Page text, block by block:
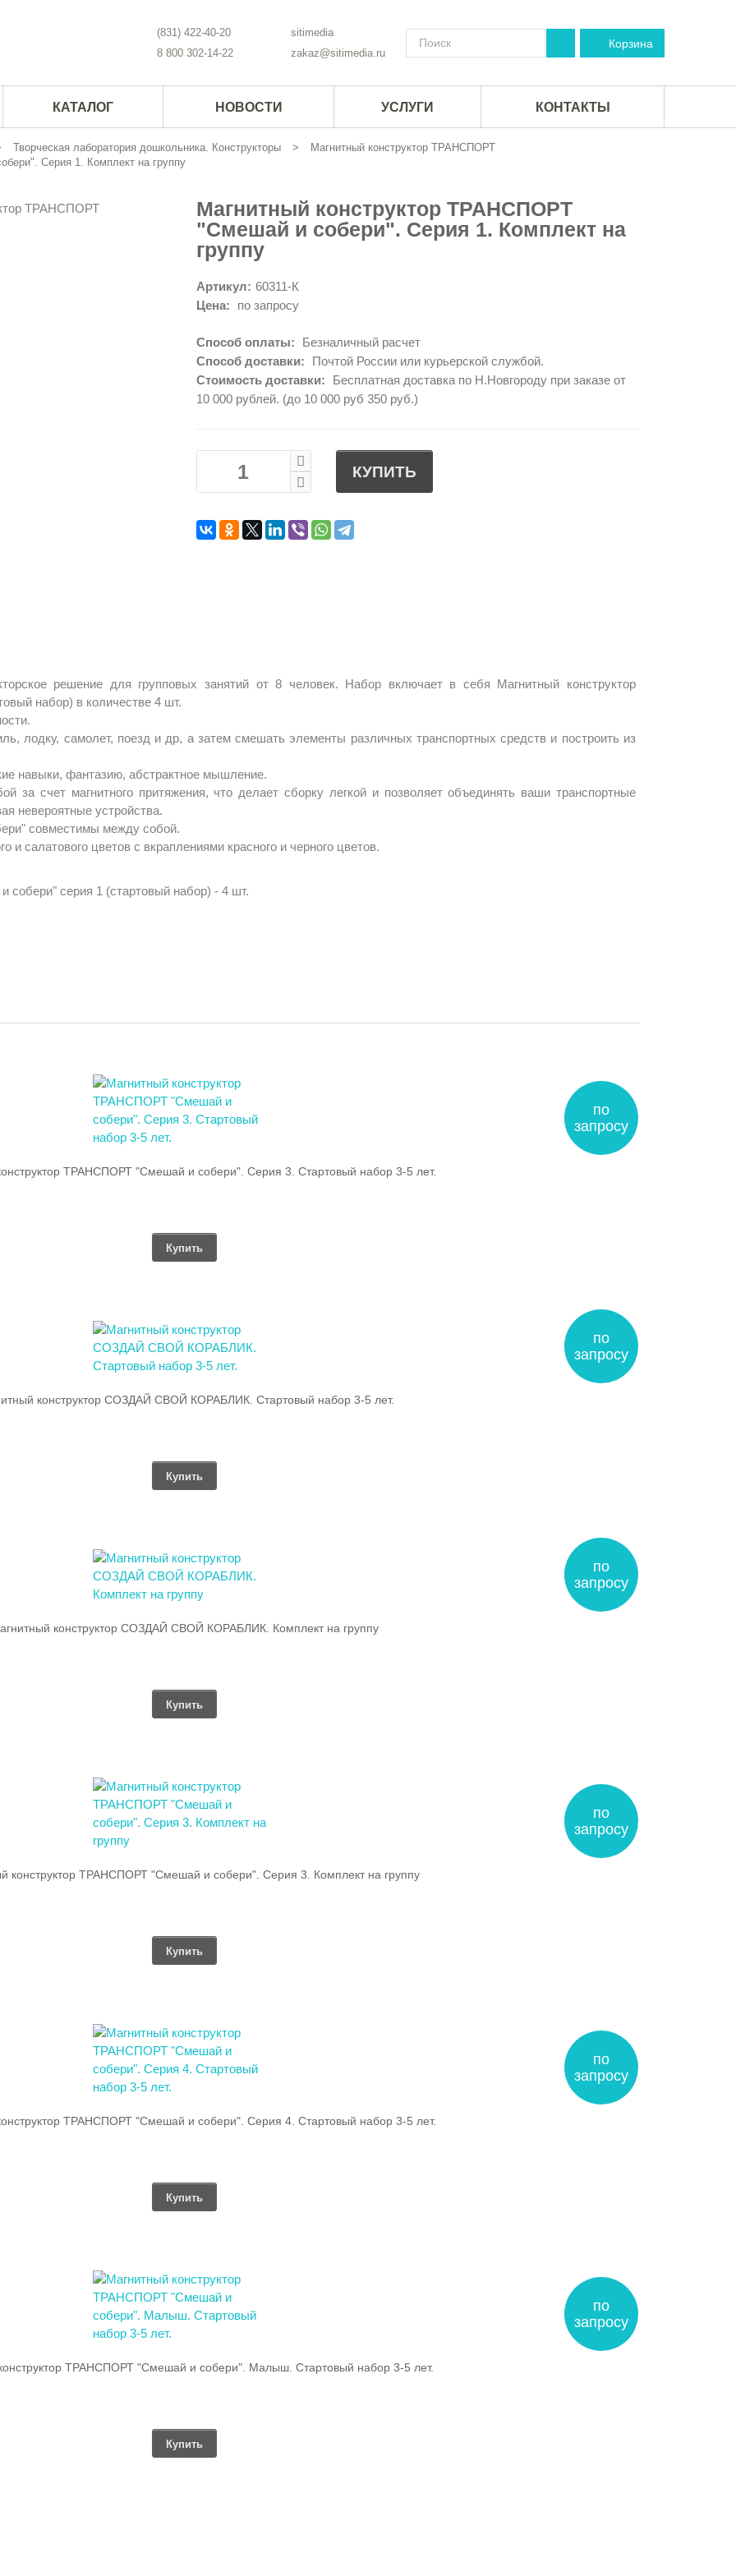
Корзина
sitimedia
zakaz@sitimedia.ru
(831) 422-40-20
8 800 302-14-22
КАТАЛОГ НОВОСТИ УСЛУГИ КОНТАКТЫ
Творческая лаборатория дошкольника. Конструкторы
Магнитный конструктор ТРАНСПОРТ
Серия 1. Комплект на группу
Магнитный конструктор ТРАНСПОРТ
"Смешай и собери". Серия 1. Комплект на
группу
Артикул: 60311-К
Цена:
по запросу
Способ оплаты:
Безналичный расчет
Способ доставки:
Почтой России или курьерской службой.
Стоимость доставки:
Бесплатная доставка по Н.Новгороду при заказе от
10 000 рублей. (до 10 000 руб 350 руб.)
КУПИТЬ
решение для групповых занятий от 8 человек. Набор включает в себя Магнитный конструктор
набор) в количестве 4 шт.
лодку, самолет, поезд и др, а затем смешать элементы различных транспортных средств и построить из
навыки, фантазию, абстрактное мышление.
за счет магнитного притяжения, что делает сборку легкой и позволяет объединять ваши транспортные
невероятные устройства.
совместимы между собой.
салатового цветов с вкраплениями красного и черного цветов.
серия 1 (стартовый набор) - 4 шт.
по
запросу
ТРАНСПОРТ "Смешай и собери". Серия 3. Стартовый набор 3-5 лет.
Купить
по
запросу
конструктор СОЗДАЙ СВОЙ КОРАБЛИК. Стартовый набор 3-5 лет.
Купить
по
запросу
конструктор СОЗДАЙ СВОЙ КОРАБЛИК. Комплект на группу
Купить
по
запросу
конструктор ТРАНСПОРТ "Смешай и собери". Серия 3. Комплект на группу
Купить
по
запросу
ТРАНСПОРТ "Смешай и собери". Серия 4. Стартовый набор 3-5 лет.
Купить
по
запросу
ТРАНСПОРТ "Смешай и собери". Малыш. Стартовый набор 3-5 лет.
Купить